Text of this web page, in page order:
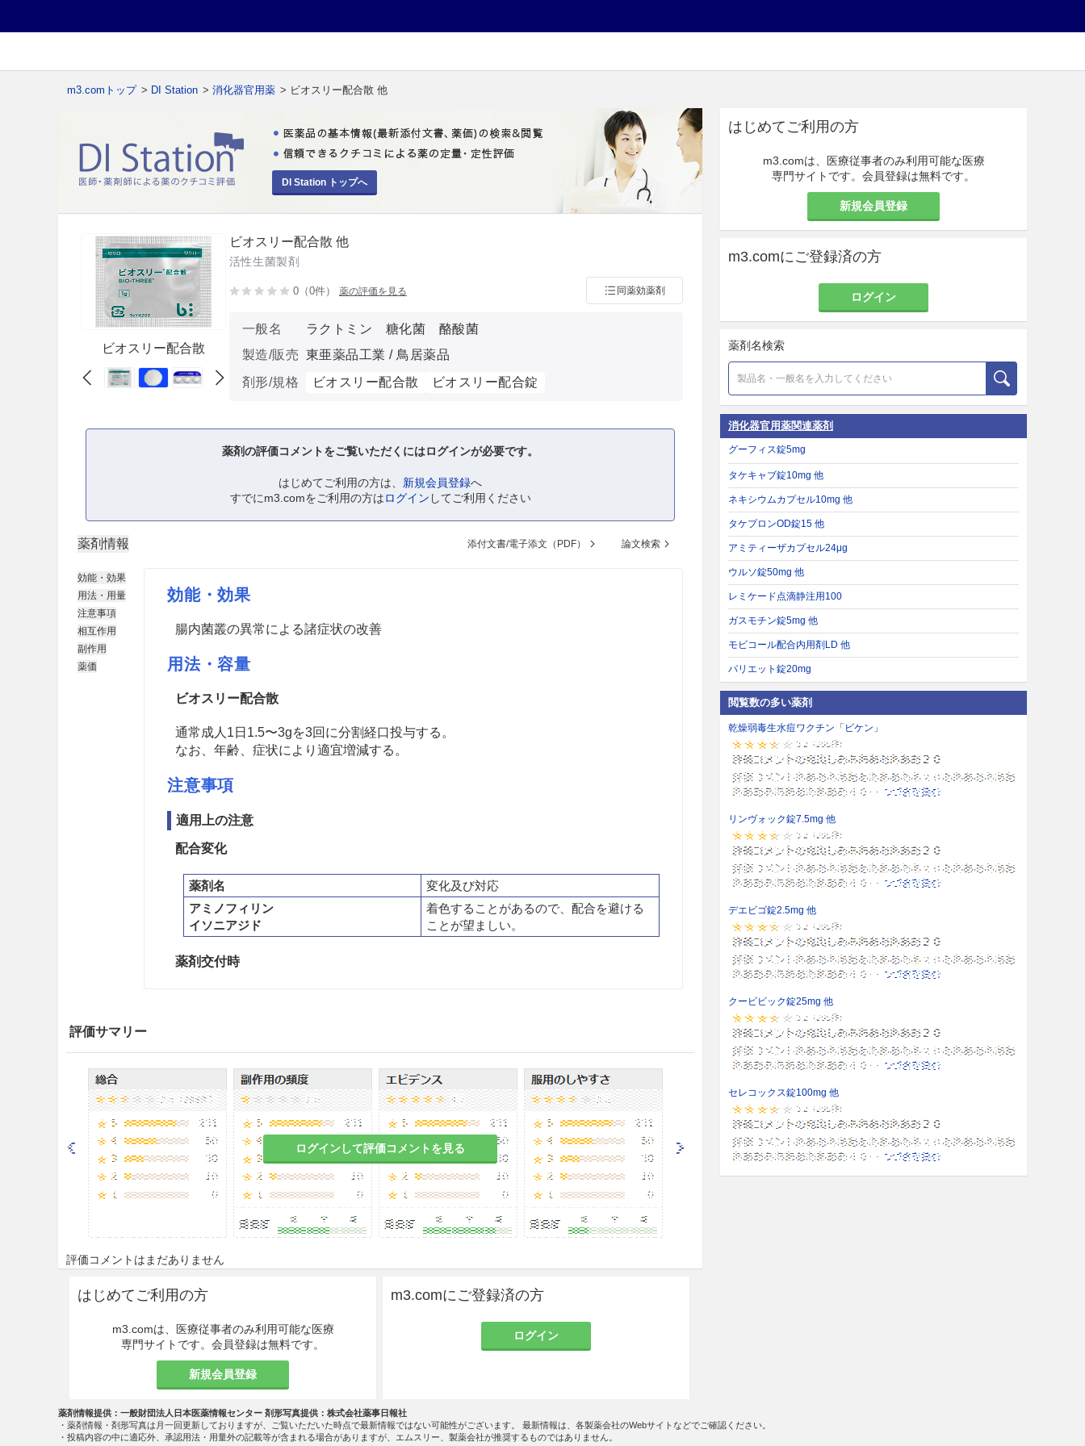
m3.comトップ > DI Station > 消化器官用薬 > ビオスリー配合散 他
DI Station トップへ
ビオスリー配合散
ビオスリー配合散 他
活性生菌製剤
0（0件） 薬の評価を見る 同薬効薬剤
一般名
ラクトミン 糖化菌 酪酸菌
製造/販売 東亜薬品工業 / 鳥居薬品
剤形/規格
ビオスリー配合散 ビオスリー配合錠
薬剤の評価コメントをご覧いただくにはログインが必要です。
はじめてご利用の方は、 新規会員登録へ
すでにm3.comをご利用の方はログイン してご利用ください
薬剤情報 添付文書/電子添文（PDF） 論文検索
効能・効果
用法・用量
注意事項
相互作用
副作用
薬価
効能・効果
腸内菌叢の異常による諸症状の改善
用法・容量
ビオスリー配合散
通常成人1日1.5〜3gを3回に分割経口投与する。
なお、年齢、症状により適宜増減する。
注意事項
適用上の注意
配合変化
薬剤名
変化及び対応
アミノフィリン
イソニアジド
着色することがあるので、配合を避ける
ことが望ましい。
薬剤交付時
相互作用
副作用
薬価
ビオスリー配合散 6.2円／ｇ
ビオスリー配合錠 5.6円／錠
評価サマリー
ログインして評価コメントを見る
評価コメントはまだありません
はじめてご利用の方
m3.comは、医療従事者のみ利用可能な医療
専門サイトです。会員登録は無料です。
新規会員登録
m3.comにご登録済の方
ログイン
はじめてご利用の方
m3.comは、医療従事者のみ利用可能な医療
専門サイトです。会員登録は無料です。
新規会員登録
m3.comにご登録済の方
ログイン
薬剤名検索
消化器官用薬関連薬剤
グーフィス錠5mg
タケキャブ錠10mg 他
ネキシウムカプセル10mg 他
タケプロンOD錠15 他
アミティーザカプセル24μg
ウルソ錠50mg 他
レミケード点滴静注用100
ガスモチン錠5mg 他
モビコール配合内用剤LD 他
パリエット錠20mg
閲覧数の多い薬剤
乾燥弱毒生水痘ワクチン「ビケン」
リンヴォック錠7.5mg 他
デエビゴ錠2.5mg 他
クービビック錠25mg 他
セレコックス錠100mg 他
薬剤情報提供：一般財団法人日本医薬情報センター 剤形写真提供：株式会社薬事日報社
・薬剤情報・剤形写真は月一回更新しておりますが、ご覧いただいた時点で最新情報ではない可能性がございます。 最新情報は、各製薬会社のWebサイトなどでご確認ください。
・投稿内容の中に適応外、承認用法・用量外の記載等が含まれる場合がありますが、エムスリー、製薬会社が推奨するものではありません。